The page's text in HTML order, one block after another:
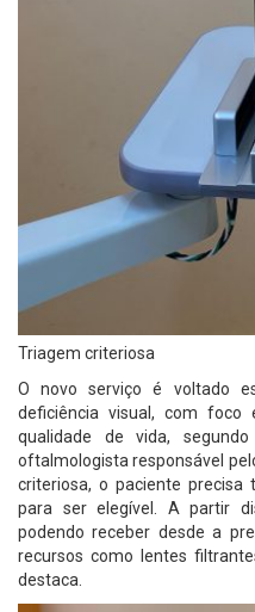
Triagem criteriosa
O novo serviço é voltado
deficiência visual, com foco
qualidade de vida,
oftalmologista responsável
criteriosa, o paciente precisa
para ser elegível. A partir
podendo receber desde a
recursos como lentes
destaca.